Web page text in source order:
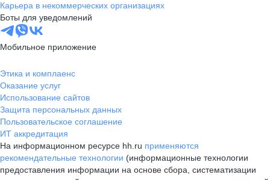
Карьера в некоммерческих организациях
Боты для уведомлений
Мобильное приложение
Этика и комплаенс
Оказание услуг
Использование сайтов
Защита персональных данных
Пользовательское соглашение
ИТ аккредитация
На информационном ресурсе hh.ru применяются
рекомендательные технологии (информационные технологии
предоставления информации на основе сбора, систематизации